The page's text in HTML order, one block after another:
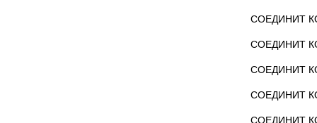
СОЕДИНИТ
СОЕДИНИТ
СОЕДИНИТ
СОЕДИНИТ
СОЕДИНИТ